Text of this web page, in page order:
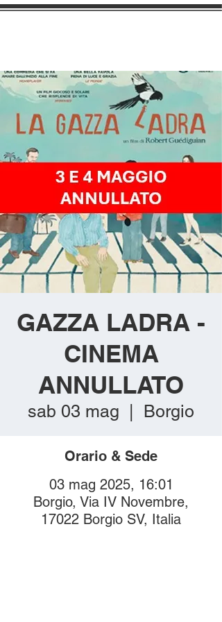
GAZZA LADRA -
CINEMA
ANNULLATO
sab 03 mag Borgio
Orario & Sede
03 mag 2025, 16:01
Borgio, Via IV Novembre,
17022 Borgio SV, Italia